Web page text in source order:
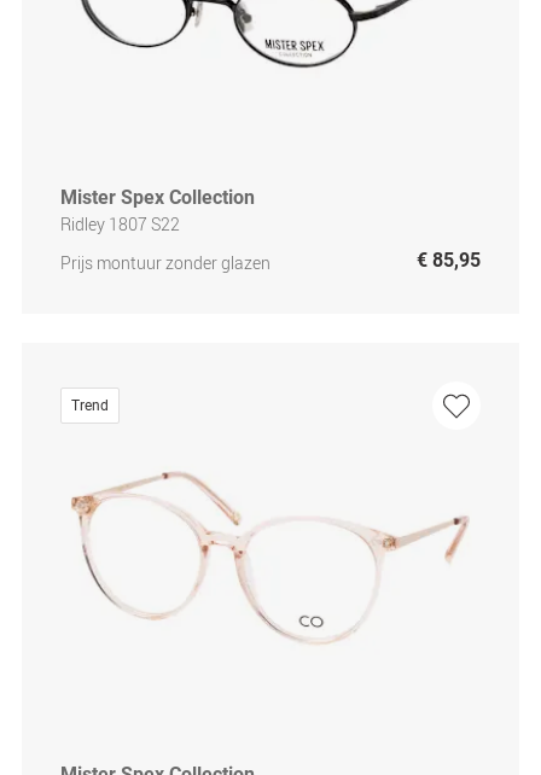
Mister Spex Collection
Ridley 1807 S22
Prijs montuur zonder glazen
€ 85,95
Trend